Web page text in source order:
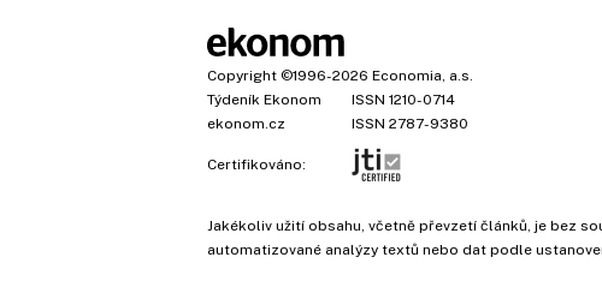
Copyright ©1996-2026 Economia, a.s.
Týdeník Ekonom
ISSN 1210-0714
ekonom.cz
ISSN 2787-9380
Certifikováno:
Jakékoliv užití obsahu, včetně převzetí článků, je bez
automatizované analýzy textů nebo dat podle